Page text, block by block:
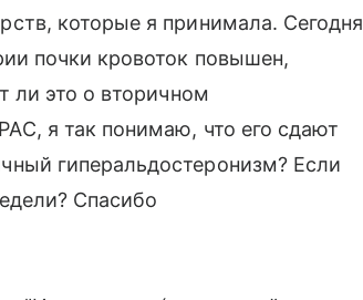
которые я принимала. Сегодня
почки кровоток повышен,
ли это о вторичном
я так понимаю, что его сдают
гиперальдостеронизм? Если
Спасибо